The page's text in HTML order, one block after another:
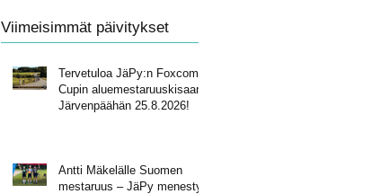
Viimeisimmät päivitykset
Tervetuloa JäPy:n Foxcomp
Cupin aluemestaruuskisaan
Järvenpäähän 25.8.2026!
Antti Mäkelälle Suomen
mestaruus – JäPy menestyi